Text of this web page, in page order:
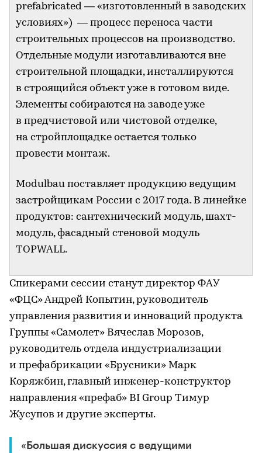
prefabricated — «изготовленный в заводских
условиях») — процесс переноса части
строительных процессов на производство.
Отдельные модули изготавливаются вне
строительной площадки, инсталлируются
в строящийся объект уже в готовом виде.
Элементы собираются на заводе уже
в предчистовой или чистовой отделке,
на стройплощадке остается только
провести монтаж.
Modulbau поставляет продукцию ведущим
застройщикам России с 2017 года. В линейке
продуктов: сантехнический модуль, шахт-
модуль, фасадный стеновой модуль
TOPWALL.
Спикерами сессии станут директор ФАУ
«ФЦС» Андрей Копытин, руководитель
управления развития и инноваций продукта
Группы «Самолет» Вячеслав Морозов,
руководитель отдела индустриализации
и префабрикации «Брусники» Марк
Коряжбин, главный инженер-конструктор
направления «префаб» BI Group Тимур
Жусупов и другие эксперты.
«Большая дискуссия с ведущими